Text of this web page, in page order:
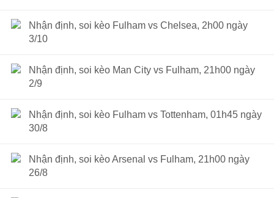
Nhận định, soi kèo Fulham vs Chelsea, 2h00 ngày
3/10
Nhận định, soi kèo Man City vs Fulham, 21h00 ngày
2/9
Nhận định, soi kèo Fulham vs Tottenham, 01h45 ngày
30/8
Nhận định, soi kèo Arsenal vs Fulham, 21h00 ngày
26/8